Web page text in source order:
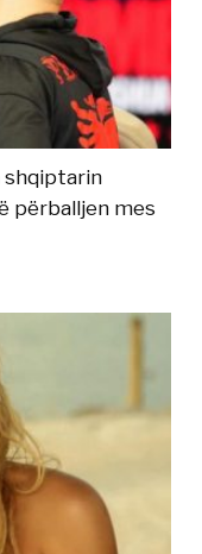
shqiptarin
përballjen mes